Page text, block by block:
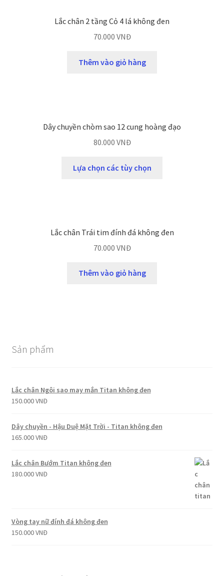
Lắc chân 2 tầng Cỏ 4 lá không đen
70.000 VNĐ
Thêm vào giỏ hàng
Dây chuyền chòm sao 12 cung hoàng đạo
80.000 VNĐ
Lựa chọn các tùy chọn
Lắc chân Trái tim đính đá không đen
70.000 VNĐ
Thêm vào giỏ hàng
Sản phẩm
Lắc chân Ngôi sao may mắn Titan không đen
150.000VNĐ
Dây chuyền - Hậu Duệ Mặt Trời - Titan không đen
165.000VNĐ
Lắc chân Bướm Titan không đen
180.000VNĐ
Vòng tay nữ đính đá không đen
150.000VNĐ